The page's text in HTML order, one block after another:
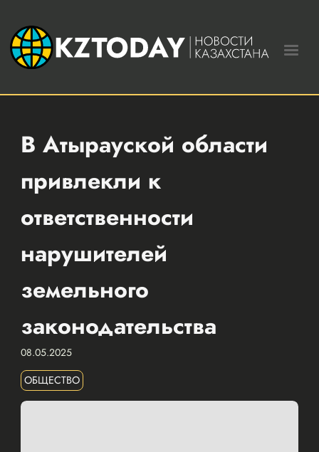
В Атырауской области
привлекли к
ответственности
нарушителей
земельного
законодательства
08.05.2025
ОБЩЕСТВО